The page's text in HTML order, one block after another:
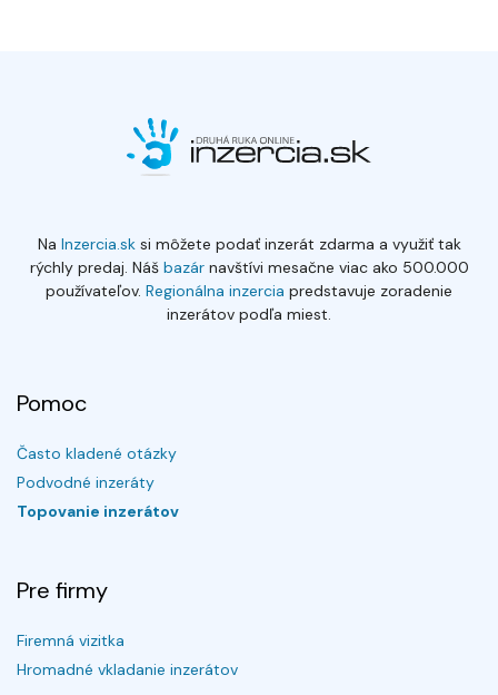
Na Inzercia.sksi môžete podať inzerát zdarma a využiť tak
rýchly predaj. Náš bazárnavštívi mesačne viac ako 500.000
používateľov. Regionálna inzercia predstavuje zoradenie
inzerátov podľa miest.
Pomoc
Často kladené otázky
Podvodné inzeráty
Topovanie inzerátov
Pre firmy
Firemná vizitka
Hromadné vkladanie inzerátov